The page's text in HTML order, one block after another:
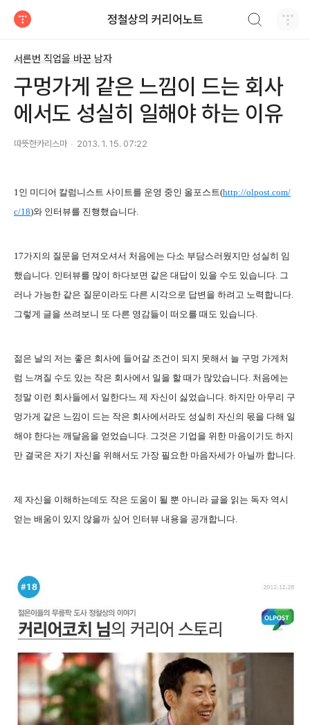
정철상의 커리어노트
서른번 직업을 바꾼 남자
구멍가게 같은 느낌이 드는 회사
에서도 성실히 일해야 하는 이유
따뜻한카리스마 2013. 1. 15. 07:22
1인 미디어 칼럼니스트 사이트를 운영 중인 올포스트(http://olpost.com/
c/18)와 인터뷰를 진행했습니다.
17가지의 질문을 던져오셔서 처음에는 다소 부담스러웠지만 성실히 임
했습니다. 인터뷰를 많이 하다보면 같은 대답이 있을 수도 있습니다. 그
러나 가능한 같은 질문이라도 다른 시각으로 답변을 하려고 노력합니다.
그렇게 글을 쓰려 보니 또 다른 영감들이 떠오를 때도 있습니다.
젊은 날의 저는 좋은 회사에 들어갈 조건이 되지 못해서 늘 구멍 가게처
럼 느껴질 수도 있는 작은 회사에서 일을 할 때가 많았습니다. 처음에는
정말 이런 회사들에서 일한다느 제 자신이 싫었습니다. 하지만 아무리 구
멍가게 같은 느낌이 드는 작은 회사에서라도 성실히 자신의 몫을 다해 일
해야 한다는 깨달음을 얻었습니다. 그것은 기업을 위한 마음이기도 하지
만 결국은 자기 자신을 위해서도 가장 필요한 마음자세가 아닐까 합니다.
제 자신을 이해하는데도 작은 도움이 될 뿐 아니라 글을 읽는 독자 역시
얻는 배움이 있지 않을까 싶어 인터뷰 내용을 공개합니다.